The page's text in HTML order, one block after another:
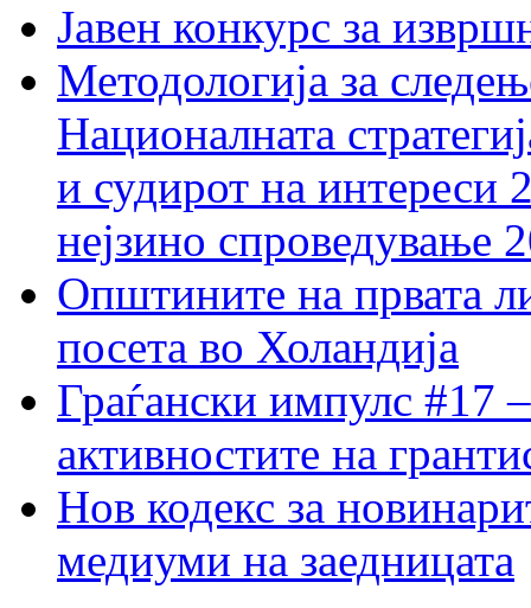
Јавен конкурс за
Методологија за
Националната
и судирот на интереси
нејзино спроведување
Општините на првата
посета во Холандија
Граѓански импулс #17
активностите на
Нов кодекс за
медиуми на заедницата